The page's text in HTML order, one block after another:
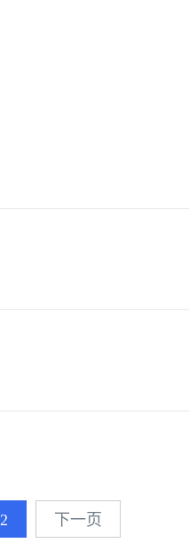
2 下一页